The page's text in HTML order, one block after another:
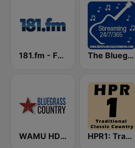
181.fm - Front Porch (Bluegrass) The Bluegrass Jamboree
WAMU HD2 Bluegrass Country HPR1: Traditional Classic Country